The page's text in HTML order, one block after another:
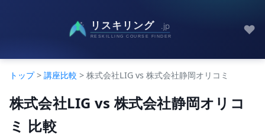
♥
トップ> 講座比較 > 株式会社LIG vs 株式会社静岡オリコミ
株式会社LIG vs 株式会社静岡オリコ
ミ 比較